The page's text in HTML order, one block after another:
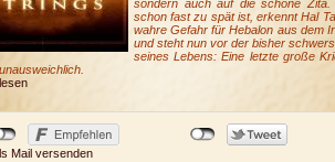
sondern auch auf die schöne
schon fast zu spät ist, erkennt Hal
wahre Gefahr für Hebalon aus dem
und steht nun vor der bisher
seines Lebens: Eine letzte große
Mail versenden